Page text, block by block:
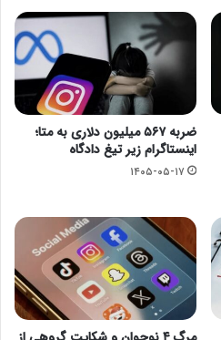
ضربه ۵۶۷ میلیون دلاری به متا؛
اینستاگرام زیر تیغ دادگاه
۱۴۰۵-۰۵-۱۷